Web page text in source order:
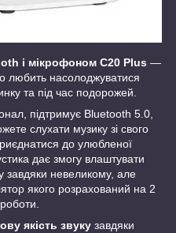
і мікрофоном C20 Plus —
любить насолоджуватися
та під час подорожей.
підтримує Bluetooth 5.0,
слухати музику зі свого
до улюбленої
дає змогу влаштувати
завдяки невеликому, але
якого розрахований на 2
якість звуку завдяки